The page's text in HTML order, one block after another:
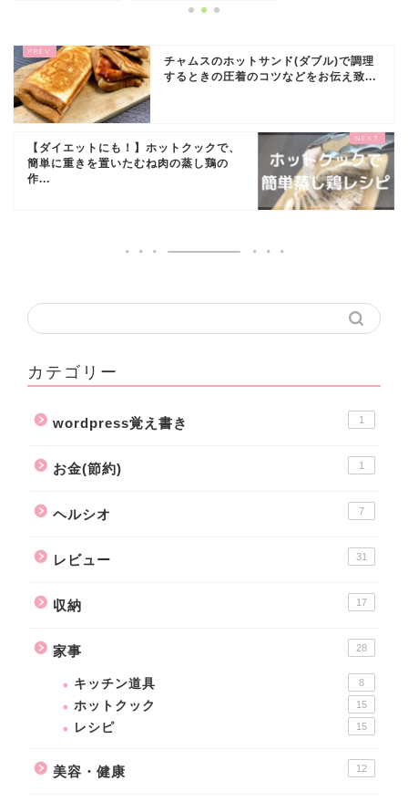
チャムスのホットサンド(ダブル)で調理
するときの圧着のコツなどをお伝え致...
【ダイエットにも！】ホットクックで、
簡単に重きを置いたむね肉の蒸し鶏の
作...
カテゴリー
wordpress覚え書き 1
お金(節約) 1
ヘルシオ 7
レビュー 31
収納 17
家事 28
キッチン道具 8
ホットクック 15
レシピ 15
美容・健康 12